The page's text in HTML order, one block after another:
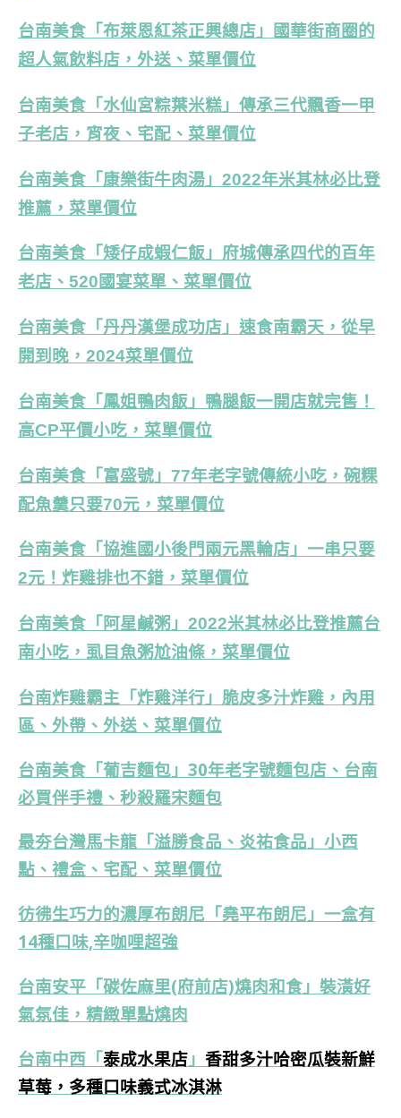
台南美食「布萊恩紅茶正興總店」國華街商圈的
超人氣飲料店，外送、菜單價位
台南美食「水仙宮粽葉米糕」傳承三代飄香一甲
子老店，宵夜、宅配、菜單價位
台南美食「康樂街牛肉湯」2022年米其林必比登
推薦，菜單價位
台南美食「矮仔成蝦仁飯」府城傳承四代的百年
老店、520國宴菜單、菜單價位
台南美食「丹丹漢堡成功店」速食南霸天，從早
開到晚，2024菜單價位
台南美食「鳳姐鴨肉飯」鴨腿飯一開店就完售！
高CP平價小吃，菜單價位
台南美食「富盛號」77年老字號傳統小吃，碗粿
配魚羹只要70元，菜單價位
台南美食「協進國小後門兩元黑輪店」一串只要
2元！炸雞排也不錯，菜單價位
台南美食「阿星鹹粥」2022米其林必比登推薦台
南小吃，虱目魚粥尬油條，菜單價位
台南炸雞霸主「炸雞洋行」脆皮多汁炸雞，內用
區、外帶、外送、菜單價位
台南美食「葡吉麵包」30年老字號麵包店、台南
必買伴手禮、秒殺羅宋麵包
最夯台灣馬卡龍「溢勝食品、炎祐食品」小西
點、禮盒、宅配、菜單價位
彷彿生巧力的濃厚布朗尼「堯平布朗尼」一盒有
14種口味,辛咖哩超強
台南安平「碳佐麻里(府前店)燒肉和食」裝潢好
氣氛佳，精緻單點燒肉
台南中西 「泰成水果店 」 香甜多汁哈密瓜裝新鮮
草莓，多種口味義式冰淇淋